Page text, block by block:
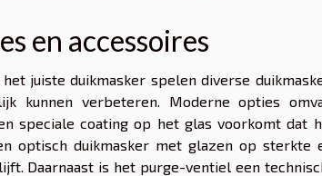
en accessoires
juiste duikmasker spelen diverse
kunnen verbeteren. Moderne opties
speciale coating op het glas voorkomt dat
optisch duikmasker met glazen op sterkte
Daarnaast is het purge-ventiel een